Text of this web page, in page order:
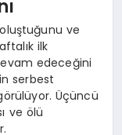
oluştuğunu ve
ilk
edeceğini
serbest
Üçüncü
ve ölü